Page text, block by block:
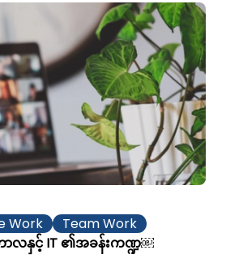
Work
Team Work
ာလနှင့် IT ၏အခန်းကဏ္ဍ￼